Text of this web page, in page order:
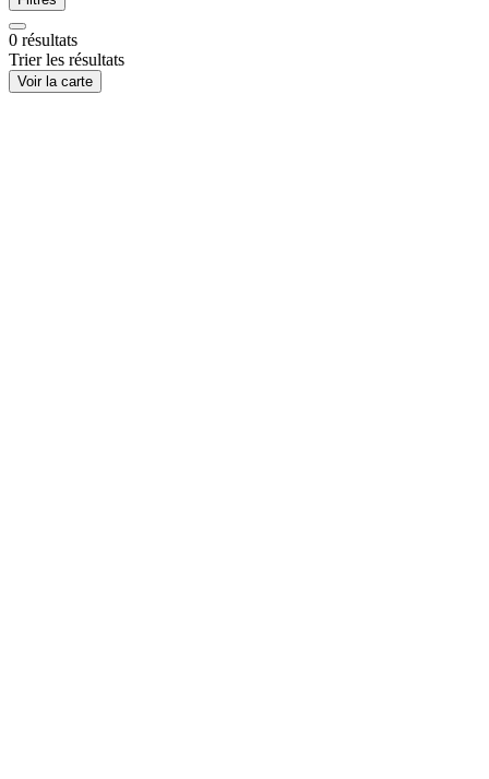
0 résultats
Trier les résultats
Voir la carte